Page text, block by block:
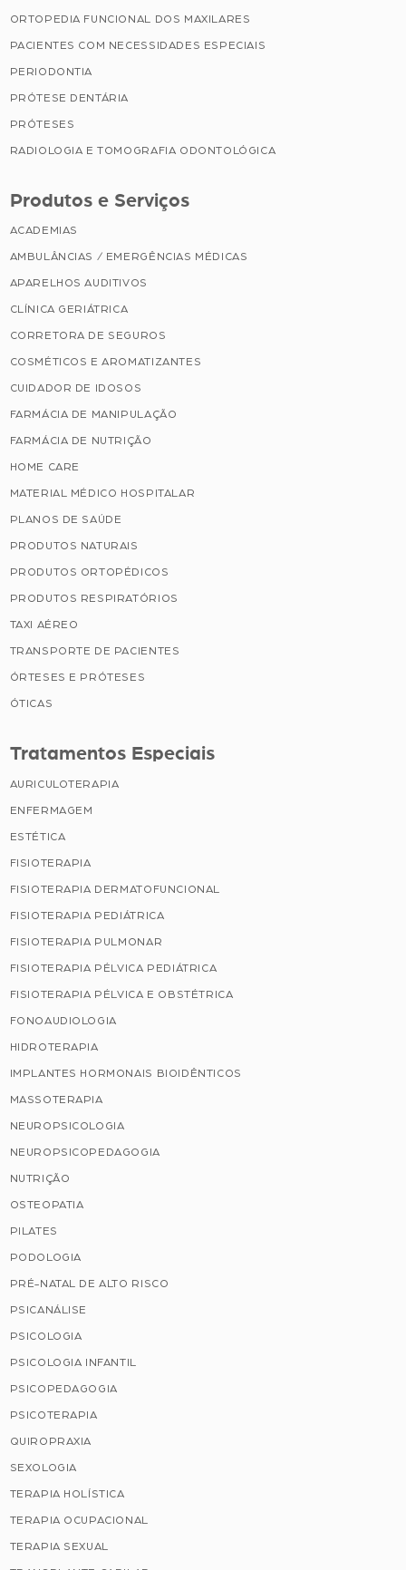
ORTOPEDIA FUNCIONAL DOS MAXILARES
PACIENTES COM NECESSIDADES ESPECIAIS
PERIODONTIA
PRÓTESE DENTÁRIA
PRÓTESES
RADIOLOGIA E TOMOGRAFIA ODONTOLÓGICA
Produtos e Serviços
ACADEMIAS
AMBULÂNCIAS / EMERGÊNCIAS MÉDICAS
APARELHOS AUDITIVOS
CLÍNICA GERIÁTRICA
CORRETORA DE SEGUROS
COSMÉTICOS E AROMATIZANTES
CUIDADOR DE IDOSOS
FARMÁCIA DE MANIPULAÇÃO
FARMÁCIA DE NUTRIÇÃO
HOME CARE
MATERIAL MÉDICO HOSPITALAR
PLANOS DE SAÚDE
PRODUTOS NATURAIS
PRODUTOS ORTOPÉDICOS
PRODUTOS RESPIRATÓRIOS
TAXI AÉREO
TRANSPORTE DE PACIENTES
ÓRTESES E PRÓTESES
ÓTICAS
Tratamentos Especiais
AURICULOTERAPIA
ENFERMAGEM
ESTÉTICA
FISIOTERAPIA
FISIOTERAPIA DERMATOFUNCIONAL
FISIOTERAPIA PEDIÁTRICA
FISIOTERAPIA PULMONAR
FISIOTERAPIA PÉLVICA PEDIÁTRICA
FISIOTERAPIA PÉLVICA E OBSTÉTRICA
FONOAUDIOLOGIA
HIDROTERAPIA
IMPLANTES HORMONAIS BIOIDÊNTICOS
MASSOTERAPIA
NEUROPSICOLOGIA
NEUROPSICOPEDAGOGIA
NUTRIÇÃO
OSTEOPATIA
PILATES
PODOLOGIA
PRÉ-NATAL DE ALTO RISCO
PSICANÁLISE
PSICOLOGIA
PSICOLOGIA INFANTIL
PSICOPEDAGOGIA
PSICOTERAPIA
QUIROPRAXIA
SEXOLOGIA
TERAPIA HOLÍSTICA
TERAPIA OCUPACIONAL
TERAPIA SEXUAL